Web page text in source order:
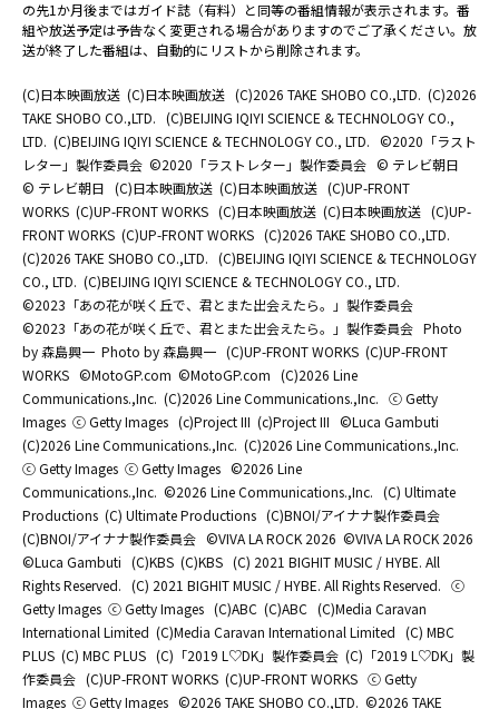
の先1か月後まではガイド誌（有料）と同等の番組情報が表示されます。番
組や放送予定は予告なく変更される場合がありますのでご了承ください。放
送が終了した番組は、自動的にリストから削除されます。
(C)日本映画放送 (C)日本映画放送 (C)2026 TAKE SHOBO CO.,LTD. (C)2026
TAKE SHOBO CO.,LTD. (C)BEIJING IQIYI SCIENCE & TECHNOLOGY CO.,
LTD. (C)BEIJING IQIYI SCIENCE & TECHNOLOGY CO., LTD. ©2020「ラスト
レター」製作委員会 ©2020「ラストレター」製作委員会 © テレビ朝日
© テレビ朝日 (C)日本映画放送 (C)日本映画放送 (C)UP-FRONT
WORKS (C)UP-FRONT WORKS (C)日本映画放送 (C)日本映画放送 (C)UP-
FRONT WORKS (C)UP-FRONT WORKS (C)2026 TAKE SHOBO CO.,LTD.
(C)2026 TAKE SHOBO CO.,LTD. (C)BEIJING IQIYI SCIENCE & TECHNOLOGY
CO., LTD. (C)BEIJING IQIYI SCIENCE & TECHNOLOGY CO., LTD.
©2023「あの花が咲く丘で、君とまた出会えたら。」製作委員会
©2023「あの花が咲く丘で、君とまた出会えたら。」製作委員会 Photo
by 森島興一 Photo by 森島興一 (C)UP-FRONT WORKS (C)UP-FRONT
WORKS ©MotoGP.com ©MotoGP.com (C)2026 Line
Communications.,Inc. (C)2026 Line Communications.,Inc. ⓒ Getty
Images ⓒ Getty Images (c)Project III (c)Project III ©Luca Gambuti
(C)2026 Line Communications.,Inc. (C)2026 Line Communications.,Inc.
ⓒ Getty Images ⓒ Getty Images ©2026 Line
Communications.,Inc. ©2026 Line Communications.,Inc. (C) Ultimate
Productions (C) Ultimate Productions (C)BNOI/アイナナ製作委員会
(C)BNOI/アイナナ製作委員会 ©️VIVA LA ROCK 2026 ©️VIVA LA ROCK 2026
©Luca Gambuti (C)KBS (C)KBS (C) 2021 BIGHIT MUSIC / HYBE. All
Rights Reserved. (C) 2021 BIGHIT MUSIC / HYBE. All Rights Reserved. ⓒ
Getty Images ⓒ Getty Images (C)ABC (C)ABC (C)Media Caravan
International Limited (C)Media Caravan International Limited (C) MBC
PLUS (C) MBC PLUS (C)「2019 L♡DK」製作委員会 (C)「2019 L♡DK」製
作委員会 (C)UP-FRONT WORKS (C)UP-FRONT WORKS ⓒ Getty
Images ⓒ Getty Images ©2026 TAKE SHOBO CO.,LTD. ©2026 TAKE